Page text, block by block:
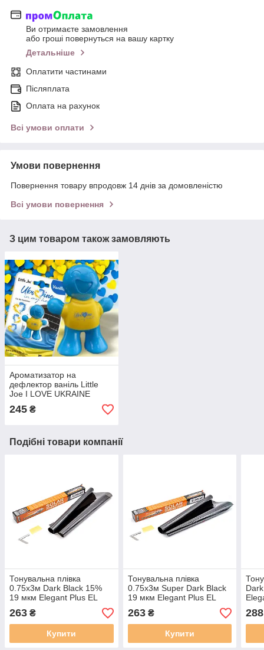
Ви отримаєте замовлення
або гроші повернуться на вашу картку
Детальніше
Оплатити частинами
Післяплата
Оплата на рахунок
Всі умови оплати
Умови повернення
Повернення товару впродовж 14 днів за домовленістю
Всі умови повернення
З цим товаром також замовляють
Ароматизатор на
дефлектор ваніль Little
Joe I LOVE UKRAINE
LO2601 / LJLove001
245 ₴
Подібні товари компанії
Тонувальна плівка
0.75х3м Dark Black 15%
19 мкм Elegant Plus EL
263 ₴
Купити
Тонувальна плівка
0.75x3м Super Dark Black
19 мкм Elegant Plus EL
263₴
Купити
288